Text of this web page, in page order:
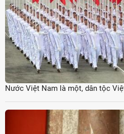
Nước Việt Nam là một, dân tộc